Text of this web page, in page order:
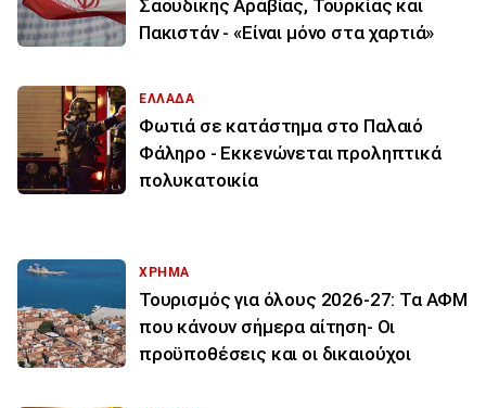
Σαουδικής Αραβίας, Τουρκίας και
Πακιστάν - «Είναι μόνο στα χαρτιά»
ΕΛΛΑΔΑ
Φωτιά σε κατάστημα στο Παλαιό
Φάληρο - Εκκενώνεται προληπτικά
πολυκατοικία
ΧΡΗΜΑ
Τουρισμός για όλους 2026-27: Τα ΑΦΜ
που κάνουν σήμερα αίτηση- Οι
προϋποθέσεις και οι δικαιούχοι